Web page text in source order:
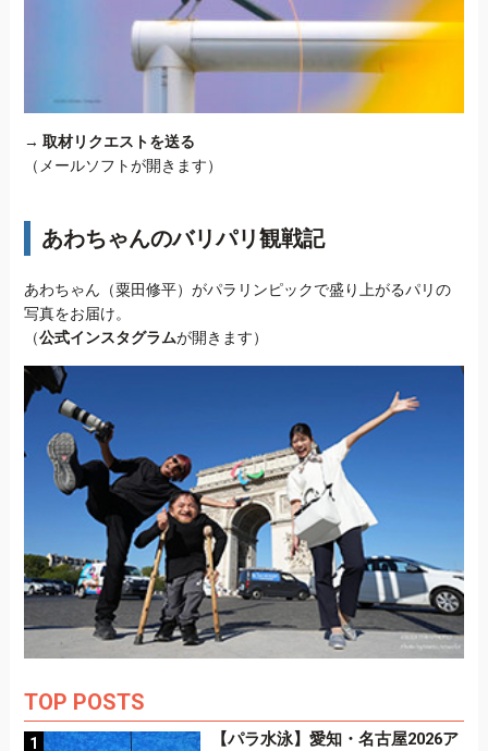
→ 取材リクエストを送る
（メールソフトが開きます）
あわちゃんのバリパリ観戦記
あわちゃん（粟田修平）がパラリンピックで盛り上がるパリの
写真をお届け。
（公式インスタグラムが開きます）
TOP POSTS
【パラ水泳】愛知・名古屋2026ア